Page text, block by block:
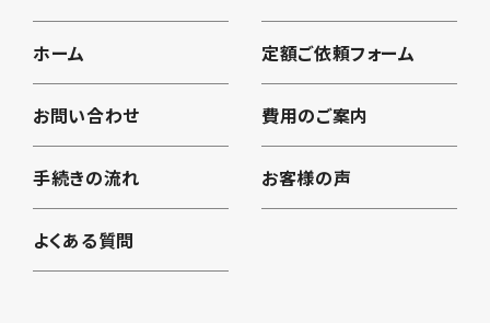
ホーム 定額ご依頼フォーム
お問い合わせ 費用のご案内
手続きの流れ お客様の声
よくある質問